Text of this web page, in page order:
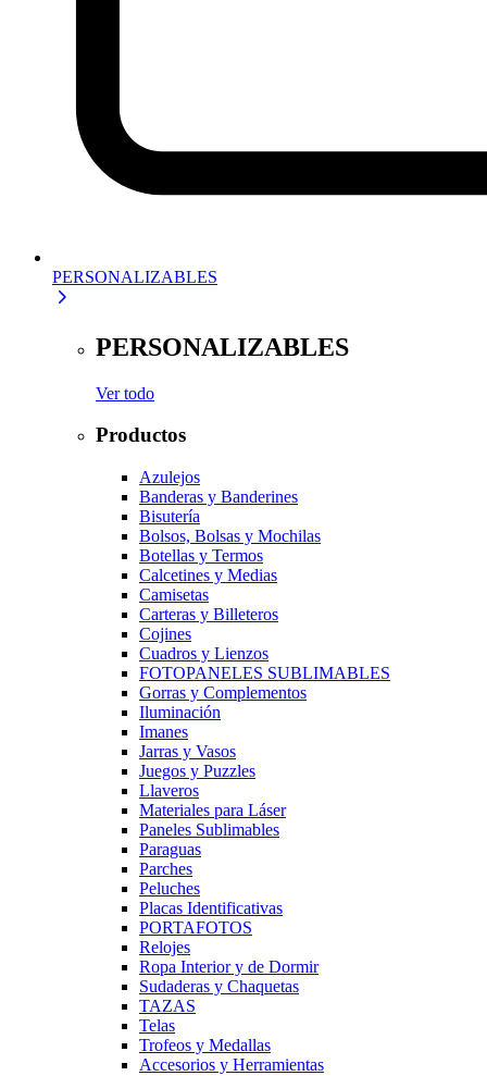
PERSONALIZABLES
PERSONALIZABLES
Ver todo
Productos
Azulejos
Banderas y Banderines
Bisutería
Bolsos, Bolsas y Mochilas
Botellas y Termos
Calcetines y Medias
Camisetas
Carteras y Billeteros
Cojines
Cuadros y Lienzos
FOTOPANELES SUBLIMABLES
Gorras y Complementos
Iluminación
Imanes
Jarras y Vasos
Juegos y Puzzles
Llaveros
Materiales para Láser
Paneles Sublimables
Paraguas
Parches
Peluches
Placas Identificativas
PORTAFOTOS
Relojes
Ropa Interior y de Dormir
Sudaderas y Chaquetas
TAZAS
Telas
Trofeos y Medallas
Accesorios y Herramientas